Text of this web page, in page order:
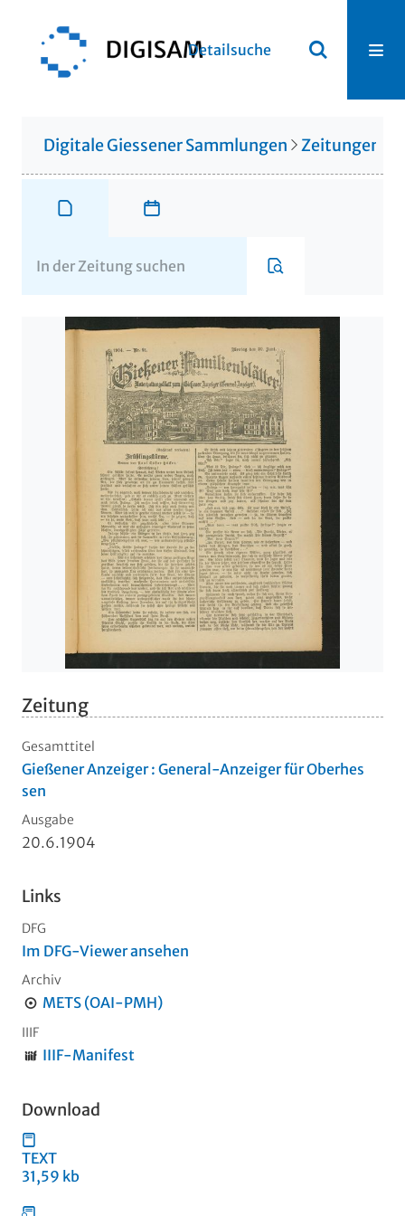
Detailsuche
Digitale Giessener Sammlungen Zeitungen
Zeitung
Gesamttitel
Gießener Anzeiger : General-Anzeiger für Oberhes
sen
Ausgabe
20.6.1904
Links
DFG
Im DFG-Viewer ansehen
Archiv
METS (OAI-PMH)
IIIF
IIIF-Manifest
Download
TEXT
31,59 kb